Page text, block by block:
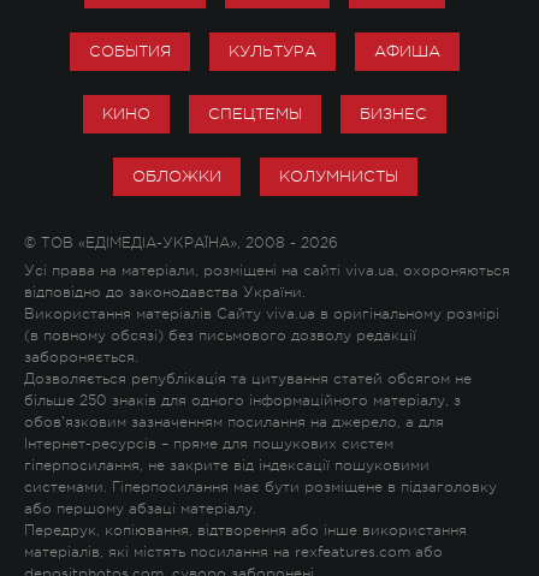
СОБЫТИЯ КУЛЬТУРА АФИША
КИНО СПЕЦТЕМЫ БИЗНЕС
ОБЛОЖКИ КОЛУМНИСТЫ
© ТОВ «ЕДІМЕДІА-УКРАЇНА», 2008 - 2026
Усі права на матеріали, розміщені на сайті viva.ua, охороняються
відповідно до законодавства України.
Використання матеріалів Сайту viva.ua в оригінальному розмірі
(в повному обсязі) без письмового дозволу редакції
забороняється.
Дозволяється републікація та цитування статей обсягом не
більше 250 знаків для одного інформаційного матеріалу, з
обов'язковим зазначенням посилання на джерело, а для
Інтернет-ресурсів – пряме для пошукових систем
гіперпосилання, не закрите від індексації пошуковими
системами. Гіперпосилання має бути розміщене в підзаголовку
або першому абзаці матеріалу.
Передрук, копіювання, відтворення або інше використання
матеріалів, які містять посилання на rexfeatures.com або